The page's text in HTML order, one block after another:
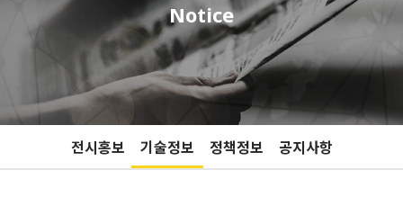
Notice
전시홍보 기술정보 정책정보 공지사항